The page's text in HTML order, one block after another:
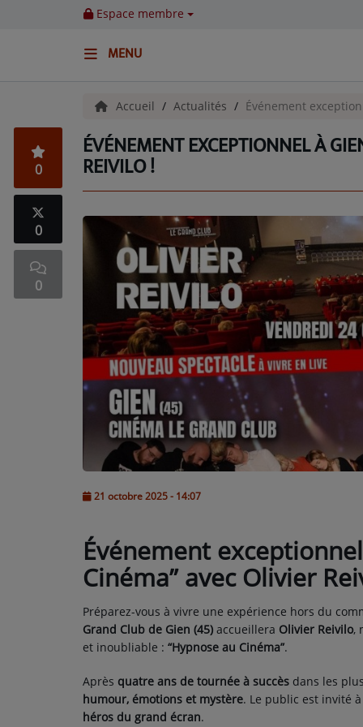
Espace membre
MENU
Emissions
BENJI & COMPAGNIE
GIEN, SA FABULEUSE HISTOIRE
GRAFFITI CINÉMA
LES ASSOCIÉS DU JOUR
LA CHRONIQUE ENVIRONNEMENTALE
LA CHRONIQUE MUSICALE
L'ÉNERGIE DES 9 ÉTOILES
MIXTAPE ADDICT RADIO SHOW
"SI ON CHANTAIT", L'ÉMISSION
SONS 2 DARONS
PODCASTS
INTERVIEW
Accueil Actualités Événement
ÉVÉNEMENT EXCEPTIONNEL À
REIVILO !
0
0
0
21 octobre 2025 - 14:07
Événement
Cinéma” avec Olivier
Préparez-vous à vivre une expérience hors du
Grand Club de Gien (45) accueillera Olivier Reivilo,
et inoubliable : “Hypnose au Cinéma”.
Après quatre ans de tournée à succès dans les
humour, émotions et mystère. Le public est invité
héros du grand écran.